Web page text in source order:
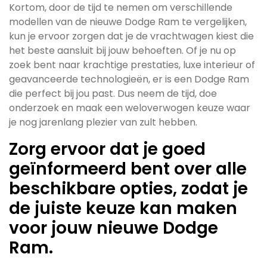
Kortom, door de tijd te nemen om verschillende
modellen van de nieuwe Dodge Ram te vergelijken,
kun je ervoor zorgen dat je de vrachtwagen kiest die
het beste aansluit bij jouw behoeften. Of je nu op
zoek bent naar krachtige prestaties, luxe interieur of
geavanceerde technologieën, er is een Dodge Ram
die perfect bij jou past. Dus neem de tijd, doe
onderzoek en maak een weloverwogen keuze waar
je nog jarenlang plezier van zult hebben.
Zorg ervoor dat je goed
geïnformeerd bent over alle
beschikbare opties, zodat je
de juiste keuze kan maken
voor jouw nieuwe Dodge
Ram.